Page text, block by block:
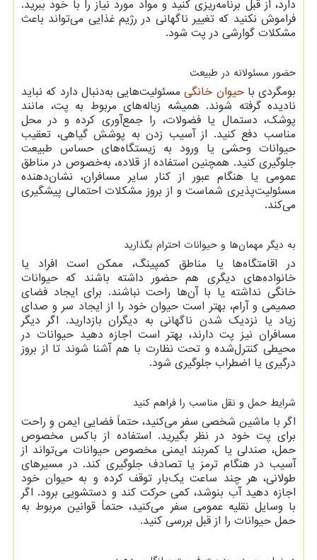
دارد، از قبل برنامه‌ریزی کنید و مواد مورد نیاز را با خود ببرید.
فراموش نکنید که تغییر ناگهانی در رژیم غذایی می‌تواند باعث
مشکلات گوارشی در پت شود.
حضور مسئولانه در طبیعت
بومگردی باحیوان خانگیمسئولیت‌هایی به‌دنبال دارد که نباید
نادیده گرفته شوند. همیشه زباله‌های مربوط به پت، مانند
پوشک، دستمال یا فضولات، را جمع‌آوری کرده و در محل
مناسب دفع کنید. از آسیب زدن به پوشش گیاهی، تعقیب
حیوانات وحشی یا ورود به زیستگاه‌های حساس طبیعت
جلوگیری کنید. همچنین استفاده از قلاده، به‌خصوص در مناطق
عمومی یا هنگام عبور از کنار سایر مسافران، نشان‌دهنده
مسئولیت‌پذیری شماست و از بروز مشکلات احتمالی پیشگیری
می‌کند.
به دیگر مهمان‌ها و حیوانات احترام بگذارید
در اقامتگاه‌ها یا مناطق کمپینگ، ممکن است افراد یا
خانواده‌های دیگری هم حضور داشته باشند که حیوانات
خانگی نداشته یا با آن‌ها راحت نباشند. برای ایجاد فضای
صمیمی و آرام، بهتر است حیوان خود را از ایجاد سر و صدای
زیاد یا نزدیک شدن ناگهانی به دیگران بازدارید. اگر دیگر
مسافران نیز پت دارند، بهتر است اجازه دهید حیوانات در
محیطی کنترل‌شده و تحت نظارت با هم آشنا شوند تا از بروز
درگیری یا اضطراب جلوگیری شود.
شرایط حمل و نقل مناسب را فراهم کنید
اگر با ماشین شخصی سفر می‌کنید، حتماً فضایی ایمن و راحت
برای پت خود در نظر بگیرید. استفاده از باکس مخصوص
حمل، صندلی یا کمربند ایمنی مخصوص حیوانات می‌تواند از
آسیب در هنگام ترمز یا تصادف جلوگیری کند. در مسیرهای
طولانی، هر چند ساعت یک‌بار توقف کرده و به حیوان خود
اجازه دهید آب بنوشد، کمی حرکت کند و دستشویی برود. اگر
با وسایل نقلیه عمومی سفر می‌کنید، حتماً قوانین مربوط به
حمل حیوانات را از قبل بررسی کنید.